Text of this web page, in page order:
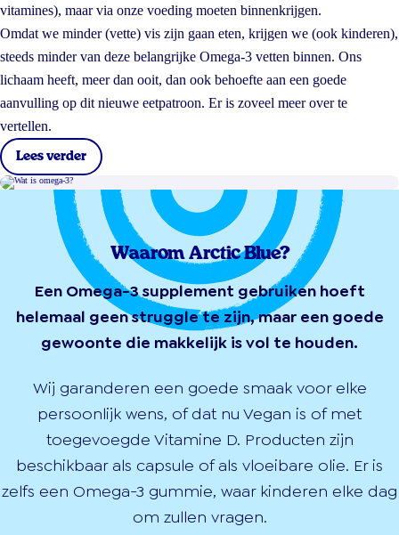
vitamines), maar via onze voeding moeten binnenkrijgen.
Omdat we minder (vette) vis zijn gaan eten, krijgen we (ook kinderen),
steeds minder van deze belangrijke Omega-3 vetten binnen. Ons
lichaam heeft, meer dan ooit, dan ook behoefte aan een goede
aanvulling op dit nieuwe eetpatroon. Er is zoveel meer over te
vertellen.
Lees verder
Waarom Arctic Blue?
Een Omega-3 supplement gebruiken hoeft
helemaal geen struggle te zijn, maar een goede
gewoonte die makkelijk is vol te houden.
Wij garanderen een goede smaak voor elke
persoonlijk wens, of dat nu Vegan is of met
toegevoegde Vitamine D. Producten zijn
beschikbaar als capsule of als vloeibare olie. Er is
zelfs een Omega-3 gummie, waar kinderen elke dag
om zullen vragen.